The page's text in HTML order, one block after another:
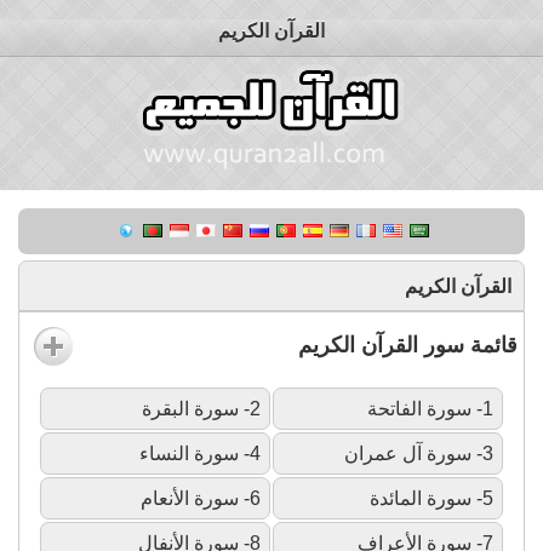
القرآن الكريم
القرآن الكريم
قائمة سور القرآن الكريم
1- سورة الفاتحة 2- سورة البقرة
3- سورة آل عمران 4- سورة النساء
5- سورة المائدة 6- سورة الأنعام
7- سورة الأعراف 8- سورة الأنفال